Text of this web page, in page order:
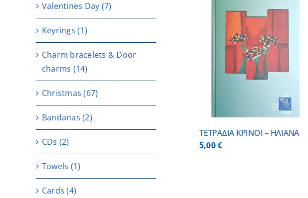
ADD TO CART /
ΤΕΤΡΑΔΙΑ ΚΡΙΝΟΙ – ΗΛΙΑΝΑ
5,00€
ADD TO CART
Valentines Day (7)
Keyrings (1)
Charm bracelets & Door
charms (14)
Christmas (67)
Bandanas (2)
CDs (2)
Towels (1)
Cards (4)